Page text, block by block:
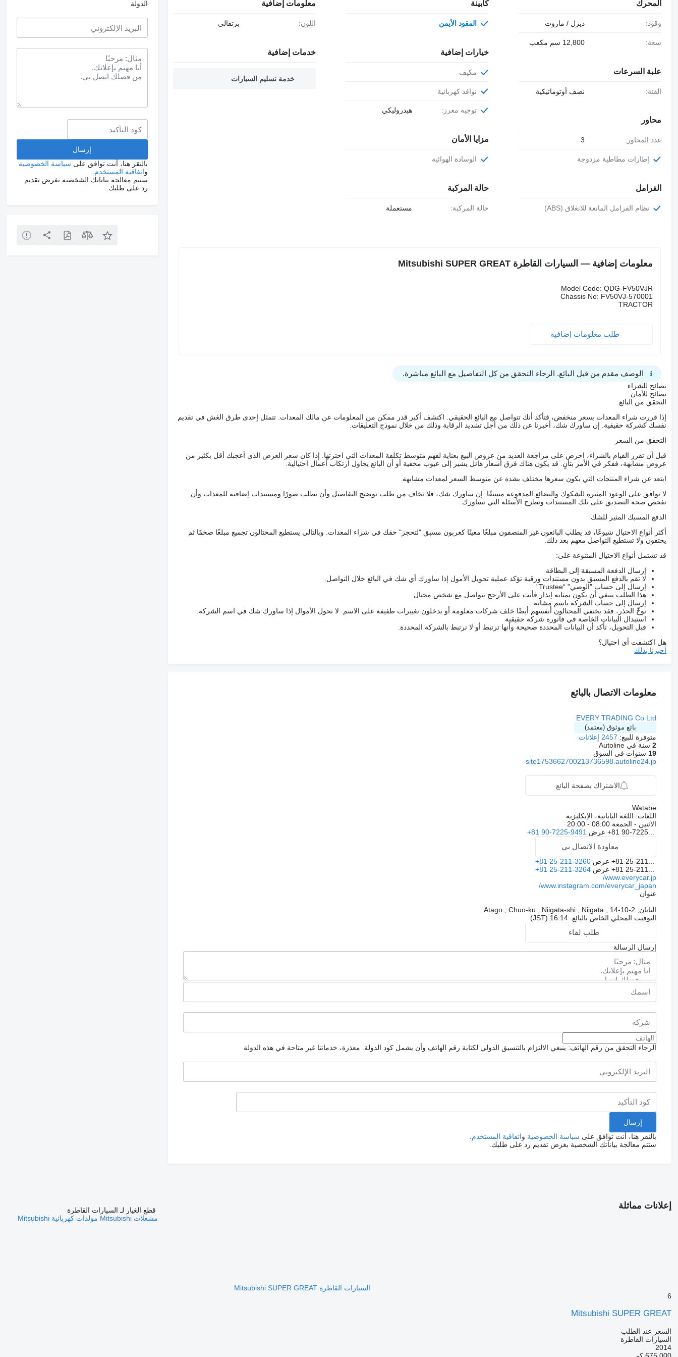
المحرك
وقود: ديزل / مازوت
سعة: 12,800 سم مكعب
علبة السرعات
الفئة: نصف أوتوماتيكية
محاور
عدد المحاور: 3
إطارات مطاطية مزدوجة
الفرامل
نظام الفرامل المانعة للانغلاق (ABS)
كابينة
المقود الأيمن
خيارات إضافية
مكيف
نوافذ كهربائية
توجيه معزز: هيدروليكي
مزايا الأمان
الوسادة الهوائية
حالة المركبة
حالة المركبة: مستعملة
معلومات إضافية
اللون: برتقالي
خدمات إضافية
خدمة تسليم السيارات
معلومات إضافية — السيارات القاطرة Mitsubishi SUPER GREAT
Model Code: QDG-FV50VJR
Chassis No: FV50VJ-570001
TRACTOR
طلب معلومات إضافية
الوصف مقدم من قبل البائع. الرجاء التحقق من كل التفاصيل مع البائع مباشرة.
نصائح للشراء
نصائح للأمان
التحقق من البائع
إذا قررت شراء المعدات بسعر منخفض، فتأكد أنك تتواصل مع البائع الحقيقي. اكتشف أكبر قدر ممكن من المعلومات عن مالك المعدات. تتمثل إحدى طرق الغش في تقديم
نفسك كشركة حقيقية. إن ساورك شك، أخبرنا عن ذلك من أجل تشديد الرقابة وذلك من خلال نموذج التعليقات.
التحقق من السعر
قبل أن تقرر القيام بالشراء، احرص على مراجعة العديد من عروض البيع بعناية لفهم متوسط تكلفة المعدات التي اخترتها. إذا كان سعر العرض الذي أعجبك أقل بكثير من
عروض مشابهة، ففكر في الأمر بتأنٍ. قد يكون هناك فرق أسعار هائل يشير إلى عيوب مخفية أو أن البائع يحاول ارتكاب أعمال احتيالية.
ابتعد عن شراء المنتجات التي يكون سعرها مختلف بشدة عن متوسط السعر لمعدات مشابهة.
لا توافق على الوعود المثيرة للشكوك والبضائع المدفوعة مسبقًا. إن ساورك شك، فلا تخاف من طلب توضيح التفاصيل وأن تطلب صورًا ومستندات إضافية للمعدات وأن
تفحص صحة التصديق على تلك المستندات وتطرح الأسئلة التي تساورك.
الدفع المسبك المثير للشك
أكثر أنواع الاحتيال شيوعًا، قد يطلب البائعون غير المنصفون مبلغًا معينًا كعربون مسبق "لتحجز" حقك في شراء المعدات. وبالتالي يستطيع المحتالون تجميع مبلغًا ضخمًا ثم
يختفون ولا تستطيع التواصل معهم بعد ذلك.
قد تشتمل أنواع الاحتيال المتنوعة على:
إرسال الدفعة المسبقة إلى البطاقة
لا تقم بالدفع المسبق بدون مستندات ورقية تؤكد عملية تحويل الأمول إذا ساورك أي شك في البائع خلال التواصل.
إرسال إلى حساب "الوصي" “Trustee”
هذا الطلب ينبغي أن يكون بمثابه إنذار فأنت على الأرجح تتواصل مع شخص محتال.
إرسال إلى حساب الشركة باسم مشابه
توخّ الحذر، فقد يختفي المحتالون أنفسهم أيضًا خلف شركات معلومة أو يدخلون تغييرات طفيفة على الاسم. لا تحول الأموال إذا ساورك شك في اسم الشركة.
استبدال البيانات الخاصة في فاتورة شركة حقيقية
قبل التحويل، تأكد أن البيانات المحددة صحيحة وأنها ترتبط أو لا ترتبط بالشركة المحددة.
هل اكتشفت أي احتيال؟
أخبرنا بذلك
معلومات الاتصال بالبائع
EVERY TRADING Co Ltd
بائع موثوق (معتمد)
متوفرة للبيع: 2457 إعلانات
2سنة في Autoline
19 سنوات في السوق
site1753662700213736598.autoline24.jp
الاشتراك بصفحة البائع
Watabe
اللغات: اللغة اليابانية، الإنكليزية
الاثنين - الجمعة 08:00 - 20:00
+81 90-7225... عرض +81 90-7225-9491
معاودة الاتصال بي
+81 25-211... عرض +81 25-211-3260
+81 25-211... عرض +81 25-211-3264
www.everycar.jp/
www.instagram.com/everycar_japan/
عنوان
اليابان, 2-10-14 , Atago , Chuo-ku , Niigata-shi , Niigata
التوقيت المحلي الخاص بالبائع: 16:14 (JST)
طلب لقاء
إرسال الرسالة
الرجاء التحقق من رقم الهاتف: ينبغي الالتزام بالتنسيق الدولي لكتابة رقم الهاتف وأن يشمل كود الدولة. معذرة، خدماتنا غير متاحة في هذه الدولة
بالنقر هنا، أنت توافق على سياسة الخصوصية واتفاقية المستخدم
ستتم معالجة بياناتك الشخصية بغرض تقديم رد على طلبك.
الدولة
بالنقر هنا، أنت توافق على سياسة الخصوصية
واتفاقية المستخدم
ستتم معالجة بياناتك الشخصية بغرض تقديم
رد على طلبك.
إعلانات مماثلة
السيارات القاطرة Mitsubishi SUPER GREAT
6
Mitsubishi SUPER GREAT
السعر عند الطلب
السيارات القاطرة
2014
675,000 كم
قطع الغيار لـ السيارات القاطرة
مشغلات Mitsubishi
مولدات كهربائية Mitsubishi